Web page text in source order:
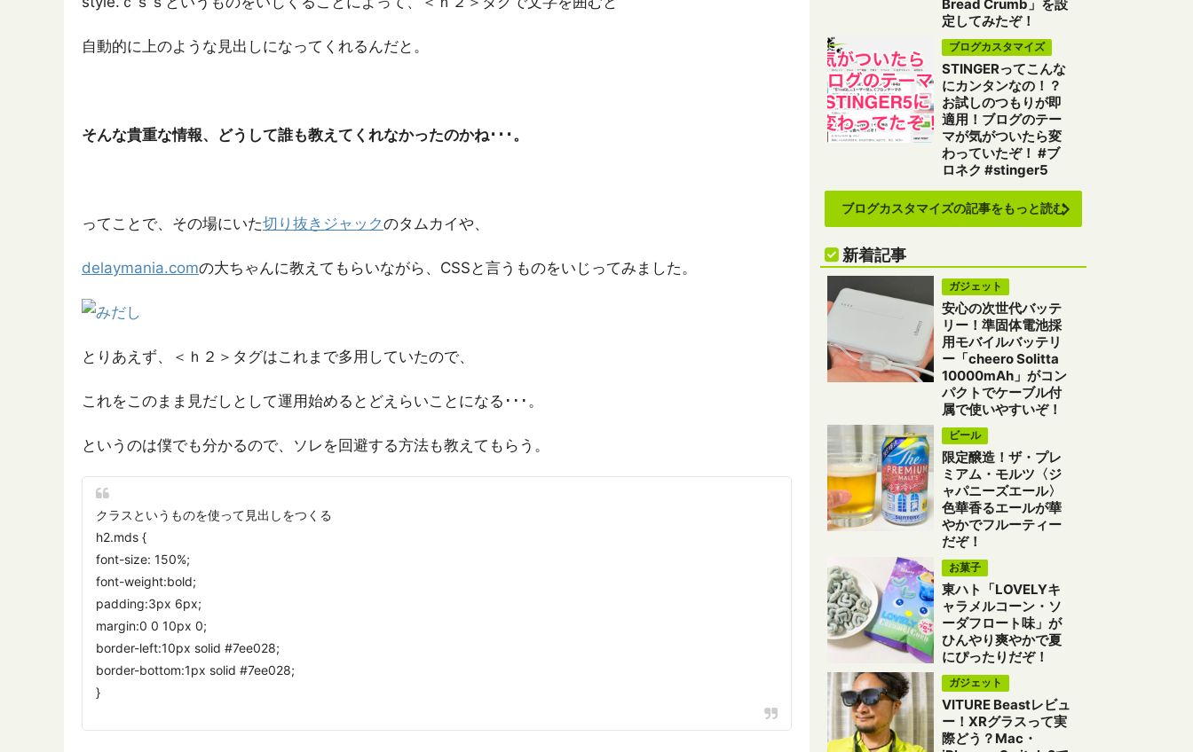
自動的に上のような見出しになってくれるんだと。
そんな貴重な情報、どうして誰も教えてくれなかったのかね･･･。
ってことで、その場にいた切り抜きジャックのタムカイや、
delaymania.comの大ちゃんに教えてもらいながら、CSSと言うものをいじってみました。
とりあえず、＜ｈ２＞タグはこれまで多用していたので、
これをこのまま見だしとして運用始めるとどえらいことになる･･･。
というのは僕でも分かるので、ソレを回避する方法も教えてもらう。
クラスというものを使って見出しをつくる
h2.mds {
font-size: 150%;
font-weight:bold;
padding:3px 6px;
margin:0 0 10px 0;
border-left:10px solid #7ee028;
border-bottom:1px solid #7ee028;
}
Bread Crumb」を設
定してみたぞ！
ブログカスタマイズ
STINGERってこんな
にカンタンなの！？
お試しのつもりが即
適用！ブログのテー
マが気がついたら変
わっていたぞ！ #ブ
ロネク #stinger5
ブログカスタマイズの記事をもっと読む
新着記事
ガジェット
安心の次世代バッテ
リー！準固体電池採
用モバイルバッテリ
ー「cheero Solitta
10000mAh」がコン
パクトでケーブル付
属で使いやすいぞ！
ビール
限定醸造！ザ・プレ
ミアム・モルツ〈ジ
ャパニーズエール〉
色華香るエールが華
やかでフルーティー
だぞ！
お菓子
東ハト「LOVELYキ
ャラメルコーン・ソ
ーダフロート味」が
ひんやり爽やかで夏
にぴったりだぞ！
ガジェット
VITURE Beastレビュ
ー！XRグラスって実
際どう？Mac・